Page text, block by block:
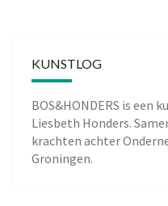
KUNSTLOG
BOS&HONDERS is een
Liesbeth Honders.
krachten achter
Groningen.